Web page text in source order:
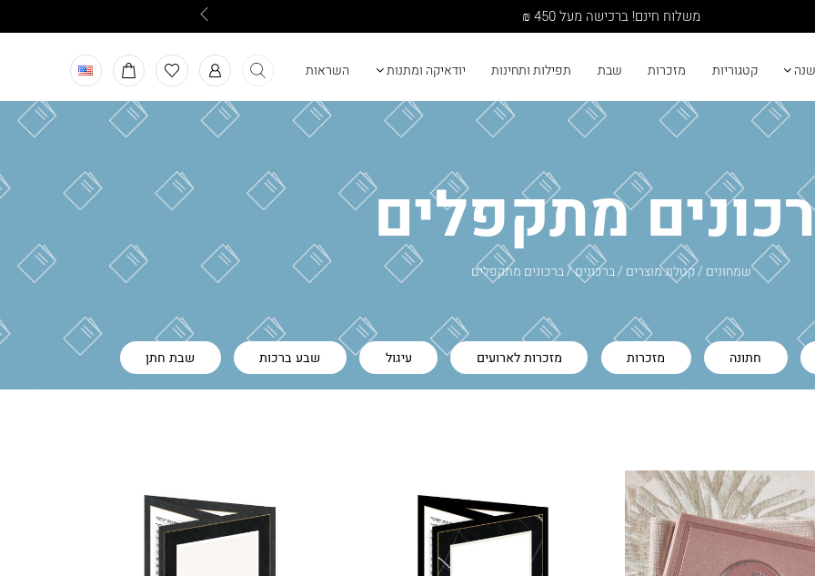
משלוח חינם! ברכישה מעל 450 ₪
קטגוריות מזכרות שבת תפילות ותחינות יודאיקה ומתנות השראות
מתקפלים
שמחונים /קטלוג מוצרים /ברכונים/ברכונים מתקפלים
חתונה מזכרות מזכרות לארועים עיגול שבע ברכות שבת חתן